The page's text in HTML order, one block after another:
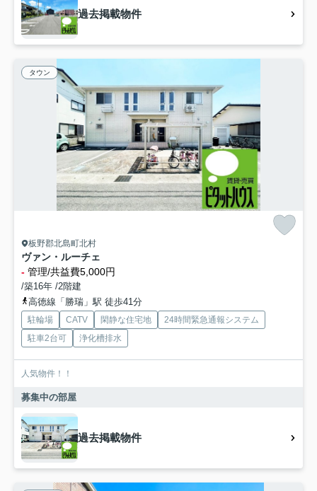
過去掲載物件
タウン
板野郡北島町北村
ヴァン・ルーチェ
- 管理/共益費5,000円
/築16年 /2階建
高徳線「勝瑞」駅 徒歩41分
駐輪場 CATV 閑静な住宅地
24時間緊急通報システム
駐車2台可
浄化槽排水
人気物件！！
募集中の部屋
過去掲載物件